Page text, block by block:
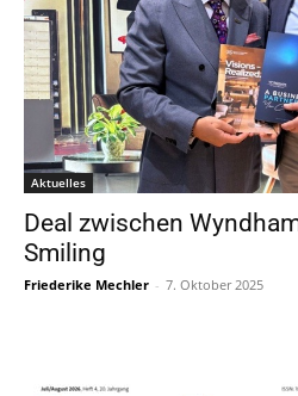
Aktuelles
Deal zwischen
Smiling
Friederike Mechler - 7. Oktober 2025